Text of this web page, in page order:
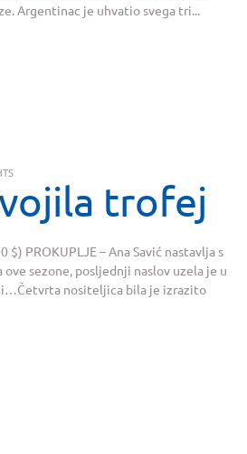
Argentinac je uhvatio svega tri...
trofej
$) PROKUPLJE – Ana Savić nastavlja s
sezone, posljednji naslov uzela je u
nositeljica bila je izrazito